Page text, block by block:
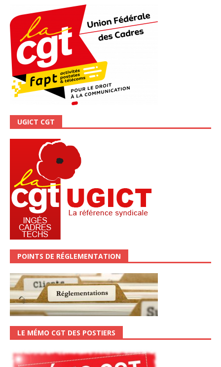
UGICT CGT
POINTS DE RÉGLEMENTATION
LE MÉMO CGT DES POSTIERS